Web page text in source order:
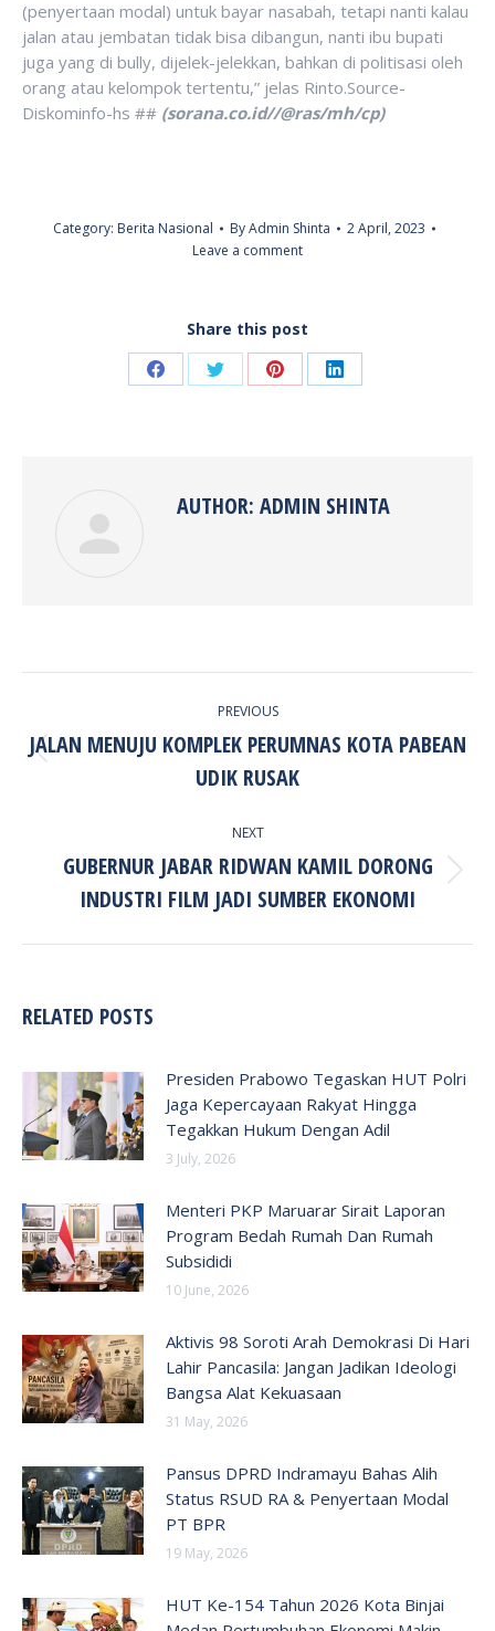
(penyertaan modal) untuk bayar nasabah, tetapi nanti kalau
jalan atau jembatan tidak bisa dibangun, nanti ibu bupati
juga yang di bully, dijelek-jelekkan, bahkan di politisasi oleh
orang atau kelompok tertentu,” jelas Rinto.Source-
Diskominfo-hs ## (sorana.co.id//@ras/mh/cp)
Category: Berita Nasional ByAdmin Shinta
2 April, 2023
Leave a comment
Share this post
Share Share Share Share
AUTHOR: ADMIN SHINTA
PREVIOUS
Previous
post:
JALAN MENUJU KOMPLEK PERUMNAS KOTA PABEAN
UDIK RUSAK
NEXT
Next
post:
GUBERNUR JABAR RIDWAN KAMIL DORONG
INDUSTRI FILM JADI SUMBER EKONOMI
RELATED POSTS
Presiden Prabowo Tegaskan HUT Polri
Jaga Kepercayaan Rakyat Hingga
Tegakkan Hukum Dengan Adil
3 July, 2026
Menteri PKP Maruarar Sirait Laporan
Program Bedah Rumah Dan Rumah
Subsididi
10 June, 2026
Aktivis 98 Soroti Arah Demokrasi Di Hari
Lahir Pancasila: Jangan Jadikan Ideologi
Bangsa Alat Kekuasaan
31 May, 2026
Pansus DPRD Indramayu Bahas Alih
Status RSUD RA & Penyertaan Modal
PT BPR
19 May, 2026
HUT Ke-154 Tahun 2026 Kota Binjai